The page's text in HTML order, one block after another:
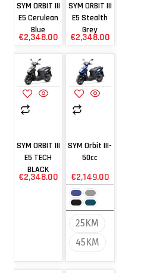
SYM ORBIT III
E5 Cerulean
Blue
€2,348.00
SYM ORBIT III
E5 Stealth
Grey
€2,348.00
SYM ORBIT III
E5 TECH
BLACK
€2,348.00
SYM Orbit III-
50cc
€2,149.00
25KM
45KM